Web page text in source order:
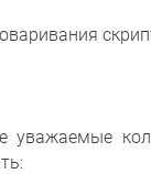
уважаемые